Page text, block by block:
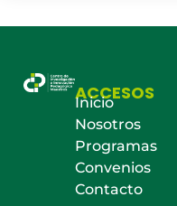
ACCESOS
Inicio
Nosotros
Programas
Convenios
Contacto